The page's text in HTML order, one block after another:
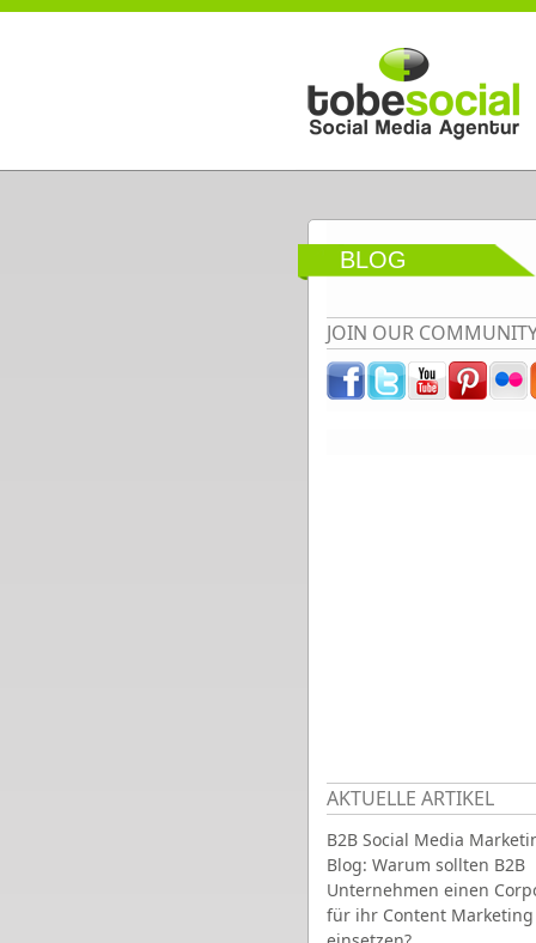
Direkt zum Inhalt
BLOG
JOIN OUR
AKTUELLE ARTIKEL
B2B Social Media
Blog: Warum sollten B2B
Unternehmen einen
für ihr Content Marketing